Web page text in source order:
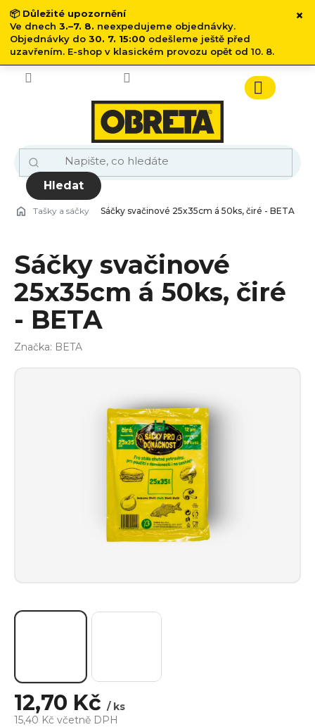
📦 Důležité upozornění
Ve dnech 3.–7. 8. neexpedujeme objednávky.
Objednávky do 30. 7. 15:00 odešleme ještě před
uzavřením. E-shop v klasickém provozu opět od 10. 8.
×
Přejít
obsah
Hledat
Nákupní
košík
Tašky a sáčky Sáčky svačinové 25x35cm á 50ks, čiré - BETA
Sáčky svačinové
25x35cm á 50ks, čiré
- BETA
Značka: BETA
12,70 Kč / ks
15,40 Kč včetně DPH